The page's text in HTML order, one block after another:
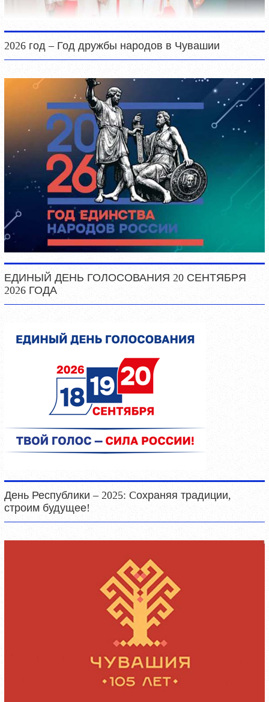
2026 год – Год дружбы народов в Чувашии
ЕДИНЫЙ ДЕНЬ ГОЛОСОВАНИЯ 20 СЕНТЯБРЯ
2026 ГОДА
День Республики – 2025: Cохраняя традиции,
строим будущее!